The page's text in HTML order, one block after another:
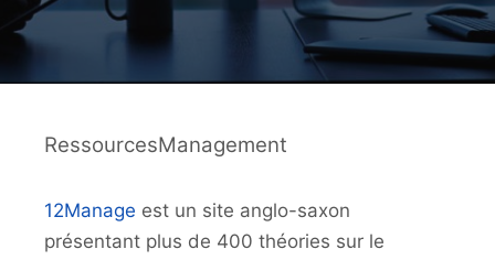
RessourcesManagement
12Manage est un site anglo-saxon
présentant plus de 400 théories sur le